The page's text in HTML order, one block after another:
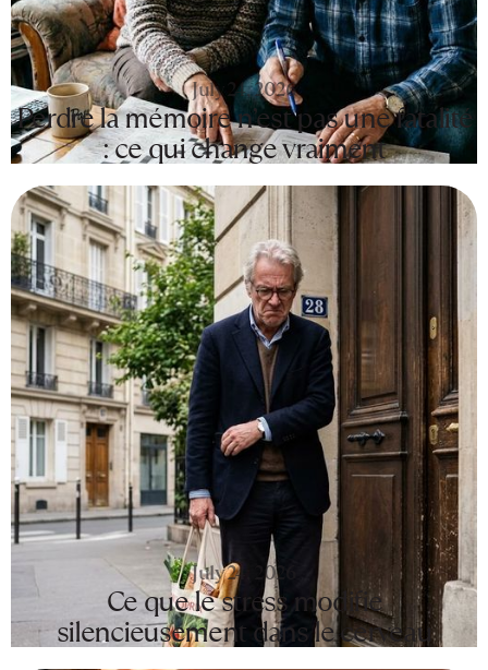
July 24, 2026
Perdre la mémoire n’est pas une fatalité
: ce qui change vraiment
July 24, 2026
Ce que le stress modifie
silencieusement dans le cerveau